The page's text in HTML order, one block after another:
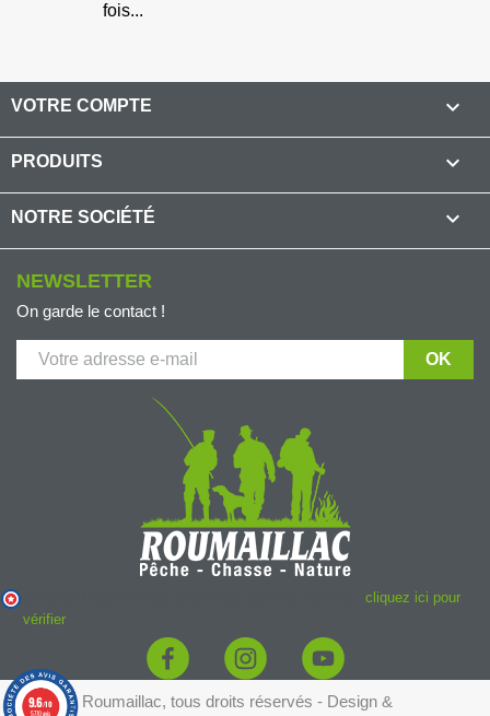
(2 avis)
fois...
VOTRE COMPTE 
PRODUITS 
NOTRE SOCIÉTÉ 
NEWSLETTER
On garde le contact !
cliquez ici pour
vérifier.
© 2026 - Roumaillac, tous droits réservés - Design &
9.6/10
5770 avis